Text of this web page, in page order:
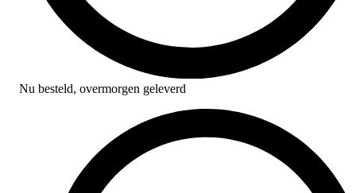
Nu besteld, overmorgen geleverd